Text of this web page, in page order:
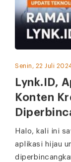
Senin, 22 Juli
Lynk.ID,
Konten
Halo, kali ini
aplikasi hijau